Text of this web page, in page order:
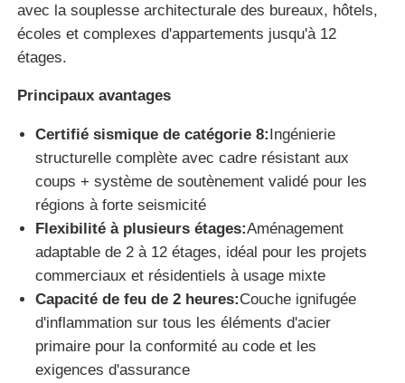
Visite d'usine
Contrôle de la qualité
Contact
Demande de soumission
maison préfabriquée en acier léger
Bâtiment à structure métallique
atelier de structure métallique
avec la souplesse architecturale des bureaux, hôtels,
écoles et complexes d'appartements jusqu'à 12
étages.
Principaux avantages
Certifié sismique de catégorie 8:Ingénierie
structurelle complète avec cadre résistant aux
coups + système de soutènement validé pour les
régions à forte seismicité
Flexibilité à plusieurs étages:Aménagement
adaptable de 2 à 12 étages, idéal pour les projets
commerciaux et résidentiels à usage mixte
Capacité de feu de 2 heures:Couche ignifugée
d'inflammation sur tous les éléments d'acier
primaire pour la conformité au code et les
exigences d'assurance